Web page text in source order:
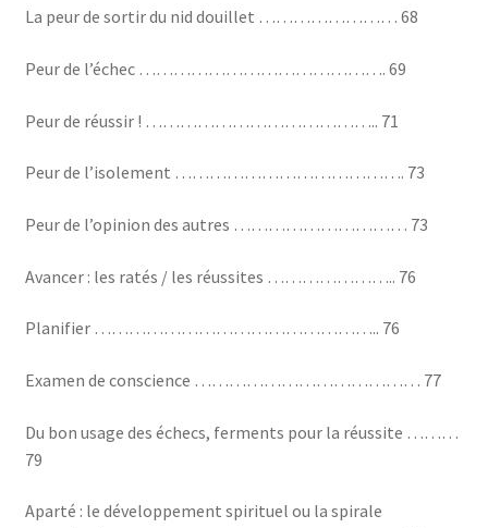
La peur de sortir du nid douillet …………………… 68
Peur de l’échec ……………………………………. 69
Peur de réussir ! ………………………………….. 71
Peur de l’isolement …………………………………. 73
Peur de l’opinion des autres ………………………… 73
Avancer : les ratés / les réussites ………………….. 76
Planifier ………………………………………….. 76
Examen de conscience ………………………………… 77
Du bon usage des échecs, ferments pour la réussite ………
79
Aparté : le développement spirituel ou la spirale